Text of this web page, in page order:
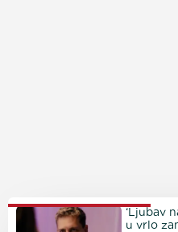
PROČITAJTE JOŠ
‘Ljubav
u vrlo